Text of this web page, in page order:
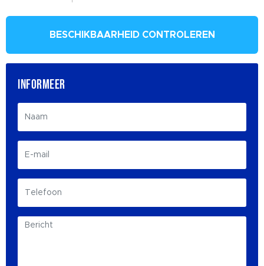
BESCHIKBAARHEID CONTROLEREN
INFORMEER